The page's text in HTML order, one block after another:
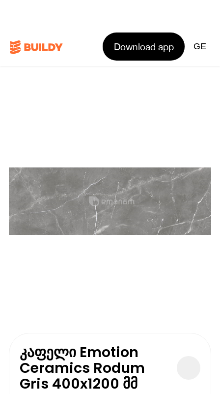
Download app GE
კაფელი Emotion
Ceramics Rodum
Gris 400x1200 მმ